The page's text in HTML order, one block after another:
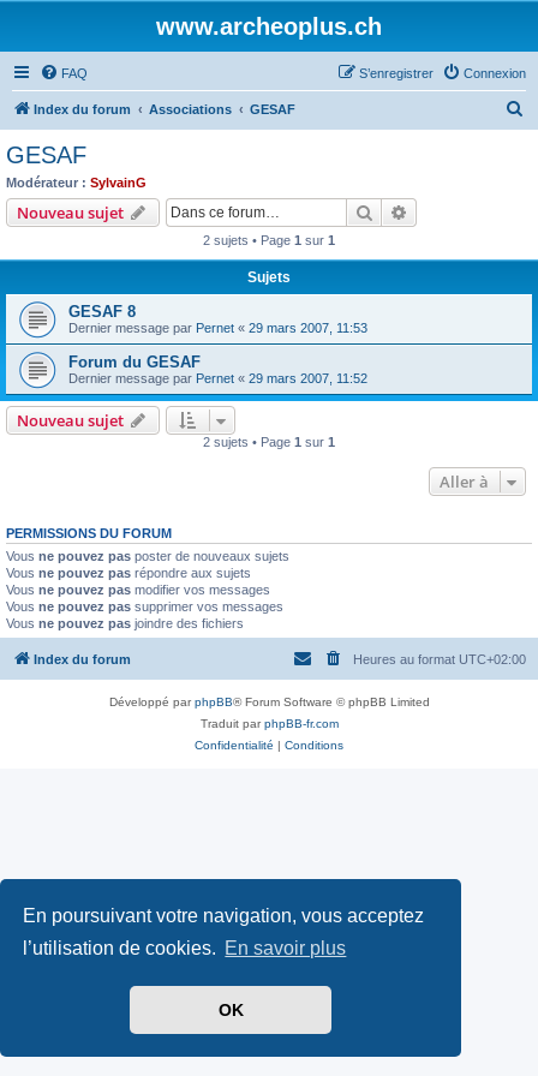
En poursuivant votre navigation, vous acceptez
l’utilisation de cookies. En savoir plus
OK
www.archeoplus.ch
FAQ Connexion
S’enregistrer
Index du forum Associations GESAF
GESAF
Modérateur : SylvainG
Nouveau sujet Rechercher
2 sujets • Page 1 sur 1
Sujets
GESAF 8
Dernier message par Pernet « 29 mars 2007, 11:53
Forum du GESAF
Dernier message par Pernet « 29 mars 2007, 11:52
Nouveau sujet
2 sujets • Page 1 sur 1
Aller à
PERMISSIONS DU FORUM
Vous ne pouvez pas poster de nouveaux sujets
Vous ne pouvez pas répondre aux sujets
Vous ne pouvez pas modifier vos messages
Vous ne pouvez pas supprimer vos messages
Vous ne pouvez pas joindre des fichiers
Index du forum Heures au format UTC+02:00
Développé parphpBB® Forum Software © phpBB Limited
Traduit parphpBB-fr.com
Confidentialité | Conditions